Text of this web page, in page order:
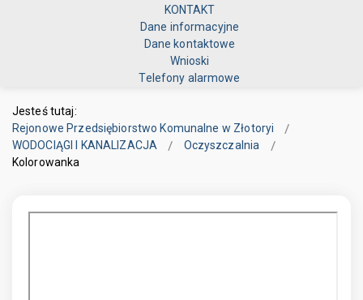
KONTAKT
Dane informacyjne
Dane kontaktowe
Wnioski
Telefony alarmowe
Jesteś tutaj:
Rejonowe Przedsiębiorstwo Komunalne w Złotoryi
WODOCIĄGI I KANALIZACJA
Oczyszczalnia
Kolorowanka